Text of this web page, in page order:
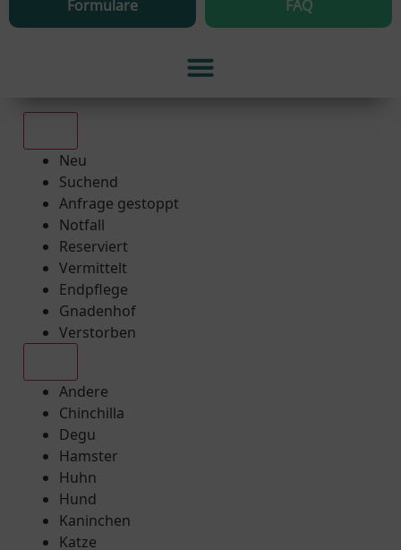
Formulare FAQ
Neu
Suchend
Anfrage gestoppt
Notfall
Reserviert
Vermittelt
Endpflege
Gnadenhof
Verstorben
Andere
Chinchilla
Degu
Hamster
Huhn
Hund
Kaninchen
Katze